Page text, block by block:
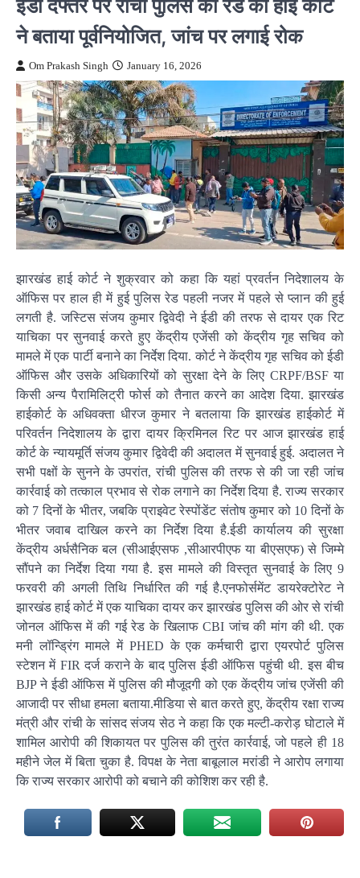
ने बताया पूर्वनियोजित, जांच पर लगाई रोक
Om Prakash Singh January 16, 2026
झारखंड हाई कोर्ट ने शुक्रवार को कहा कि यहां प्रवर्तन निदेशालय के
ऑफिस पर हाल ही में हुई पुलिस रेड पहली नजर में पहले से प्लान की हुई
लगती है. जस्टिस संजय कुमार द्विवेदी ने ईडी की तरफ से दायर एक रिट
याचिका पर सुनवाई करते हुए केंद्रीय एजेंसी को केंद्रीय गृह सचिव को
मामले में एक पार्टी बनाने का निर्देश दिया. कोर्ट ने केंद्रीय गृह सचिव को ईडी
ऑफिस और उसके अधिकारियों को सुरक्षा देने के लिए CRPF/BSF या
किसी अन्य पैरामिलिट्री फोर्स को तैनात करने का आदेश दिया. झारखंड
हाईकोर्ट के अधिवक्ता धीरज कुमार ने बतलाया कि झारखंड हाईकोर्ट में
परिवर्तन निदेशालय के द्वारा दायर क्रिमिनल रिट पर आज झारखंड हाई
कोर्ट के न्यायमूर्ति संजय कुमार द्विवेदी की अदालत में सुनवाई हुई. अदालत ने
सभी पक्षों के सुनने के उपरांत, रांची पुलिस की तरफ से की जा रही जांच
कार्रवाई को तत्काल प्रभाव से रोक लगाने का निर्देश दिया है. राज्य सरकार
को 7 दिनों के भीतर, जबकि प्राइवेट रेस्पोंडेंट संतोष कुमार को 10 दिनों के
भीतर जवाब दाखिल करने का निर्देश दिया है.ईडी कार्यालय की सुरक्षा
केंद्रीय अर्धसैनिक बल (सीआईएसफ ,सीआरपीएफ या बीएसएफ) से जिम्मे
सौंपने का निर्देश दिया गया है. इस मामले की विस्तृत सुनवाई के लिए 9
फरवरी की अगली तिथि निर्धारित की गई है.एनफोर्समेंट डायरेक्टोरेट ने
झारखंड हाई कोर्ट में एक याचिका दायर कर झारखंड पुलिस की ओर से रांची
जोनल ऑफिस में की गई रेड के खिलाफ CBI जांच की मांग की थी. एक
मनी लॉन्ड्रिंग मामले में PHED के एक कर्मचारी द्वारा एयरपोर्ट पुलिस
स्टेशन में FIR दर्ज कराने के बाद पुलिस ईडी ऑफिस पहुंची थी. इस बीच
BJP ने ईडी ऑफिस में पुलिस की मौजूदगी को एक केंद्रीय जांच एजेंसी की
आजादी पर सीधा हमला बताया.मीडिया से बात करते हुए, केंद्रीय रक्षा राज्य
मंत्री और रांची के सांसद संजय सेठ ने कहा कि एक मल्टी-करोड़ घोटाले में
शामिल आरोपी की शिकायत पर पुलिस की तुरंत कार्रवाई, जो पहले ही 18
महीने जेल में बिता चुका है. विपक्ष के नेता बाबूलाल मरांडी ने आरोप लगाया
कि राज्य सरकार आरोपी को बचाने की कोशिश कर रही है.